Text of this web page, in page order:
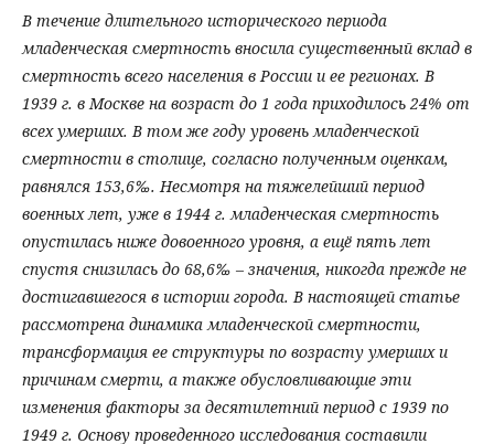
В течение длительного исторического периода
младенческая смертность вносила существенный вклад в
смертность всего населения в России и ее регионах. В
1939 г. в Москве на возраст до 1 года приходилось 24% от
всех умерших. В том же году уровень младенческой
смертности в столице, согласно полученным оценкам,
равнялся 153,6‰. Несмотря на тяжелейший период
военных лет, уже в 1944 г. младенческая смертность
опустилась ниже довоенного уровня, а ещё пять лет
спустя снизилась до 68,6‰ – значения, никогда прежде не
достигавшегося в истории города. В настоящей статье
рассмотрена динамика младенческой смертности,
трансформация ее структуры по возрасту умерших и
причинам смерти, а также обусловливающие эти
изменения факторы за десятилетний период с 1939 по
1949 г. Основу проведенного исследования составили